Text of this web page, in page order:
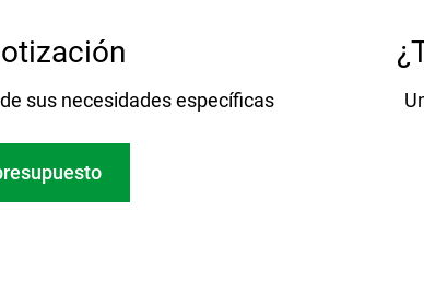
sus necesidades específicas